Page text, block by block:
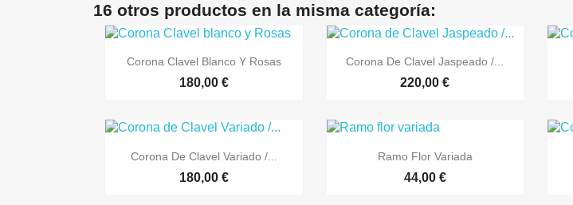
16 otros productos en la misma categoría:
Vista rápida
Corona Clavel Blanco Y Rosas
180,00 €
Vista rápida
Corona De Clavel Jaspeado /...
220,00 €
Vista rápida
Corona De Clavel Variado /...
180,00 €
Vista rápida
Ramo Flor Variada
44,00 €